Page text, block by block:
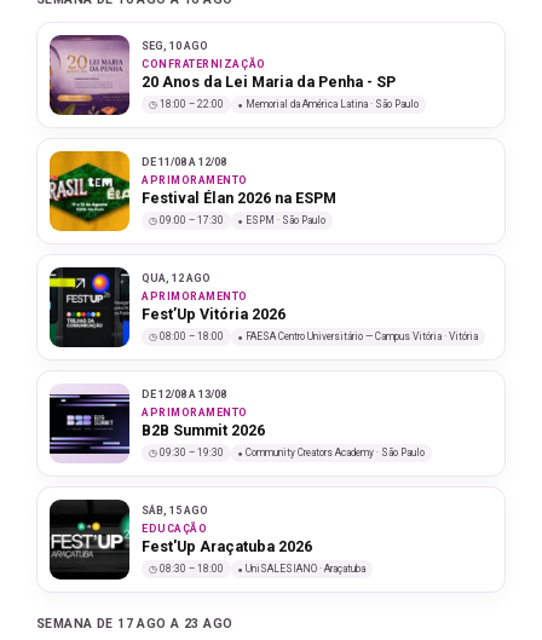
SEG, 10 AGO
CONFRATERNIZAÇÃO
20 Anos da Lei Maria da Penha - SP
18:00 – 22:00 Memorial da América Latina · São Paulo
DE 11/08 A 12/08
APRIMORAMENTO
Festival Élan 2026 na ESPM
09:00 – 17:30 ESPM · São Paulo
QUA, 12 AGO
APRIMORAMENTO
Fest’Up Vitória 2026
08:00 – 18:00 FAESA Centro Universitário — Campus Vitória · Vitória
DE 12/08 A 13/08
APRIMORAMENTO
B2B Summit 2026
09:30 – 19:30 Community Creators Academy · São Paulo
SÁB, 15 AGO
EDUCAÇÃO
Fest'Up Araçatuba 2026
08:30 – 18:00 UniSALESIANO · Araçatuba
SEMANA DE 17 AGO A 23 AGO